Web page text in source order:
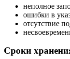
неполное
ошибки в
отсутствие
Сроки